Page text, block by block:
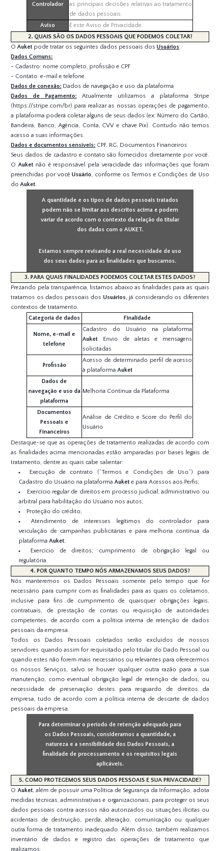
Controlador
as principais decisões relativas ao tratamento
de dados pessoais.
Aviso
É este Aviso de Privacidade.
2. QUAIS SÃO OS DADOS PESSOAIS QUE PODEMOS COLETAR?
OAuket pode tratar os seguintes dados pessoais dosUsuários:
Dados Comuns:
- Cadastro: nome completo, profissão e CPF
- Contato: e-mail e telefone
Dados de conexão: Dados de navegação e uso da plataforma
Dados de Pagamento: Atualmente utilizamos a plataforma Stripe
(https://stripe.com/br) para realizar as nossas operações de pagamento,
a plataforma poderá coletar alguns de seus dados (ex: Número do Cartão,
Bandeira, Banco, Agência, Conta, CVV e chave Pix). Contudo não temos
acesso a suas informações.
Dados e documentos sensíveis: CPF, RG, Documentos Financeiros
Seus dados de cadastro e contato são fornecidos diretamente por você.
O Auketnão é responsável pela veracidade das informações que foram
preenchidas por vocêUsuário, conforme os Termos e Condições de Uso
doAuket.
A quantidade e os tipos de dados pessoais tratados
podem não se limitar aos descritos acima e podem
variar de acordo com o contexto da relação do titular
dos dados com o AUKET.
Estamos sempre revisando a real necessidade de uso
dos seus dados para as finalidades que buscamos.
3. PARA QUAIS FINALIDADES PODEMOS COLETAR ESTES DADOS?
Prezando pela transparência, listamos abaixo as finalidades para as quais
tratamos os dados pessoais dos Usuários, já considerando os diferentes
contextos de tratamento.
Categoria de dados
Finalidade
Nome, e-mail e
telefone
Cadastro do Usuário na plataforma
Auket Envio de aletas e mensagens
solicitadas
Profissão
Acesso de determinado perfil de acesso
à plataformaAuket
Dados de
navegação e uso da
plataforma
Melhoria Contínua da Plataforma
Documentos
Pessoais e
Financeiros
Análise de Crédito e Score do Perfil do
Usuário
Destaque-se que as operações de tratamento realizadas de acordo com
as finalidades acima mencionadas estão amparadas por bases legais de
tratamento, dentre as quais cabe salientar:
Execução de contrato (“Termos e Condições de Uso”) para
Cadastro do Usuário na plataformaAuket e para Acessos aos Perfis;
Exercício regular de direitos em processo judicial, administrativo ou
arbitral para habilitação do Usuário nos autos;
Proteção do crédito;
Atendimento de interesses legítimos do controlador para
veiculação de campanhas publicitárias e para melhoria contínua da
plataformaAuket;
Exercício de direitos; cumprimento de obrigação legal ou
regulatória.
4. POR QUANTO TEMPO NÓS ARMAZENAMOS SEUS DADOS?
Nós manteremos os Dados Pessoais somente pelo tempo que for
necessário para cumprir com as finalidades para as quais os coletamos,
inclusive para fins de cumprimento de quaisquer obrigações legais,
contratuais, de prestação de contas ou requisição de autoridades
competentes, de acordo com a política interna de retenção de dados
pessoais da empresa.
Todos os Dados Pessoais coletados serão excluídos de nossos
servidores quando assim for requisitado pelo titular do Dado Pessoal ou
quando estes não forem mais necessários ou relevantes para oferecermos
os nossos Serviços, salvo se houver qualquer outra razão para a sua
manutenção, como eventual obrigação legal de retenção de dados, ou
necessidade de preservação destes para resguardo de direitos da
empresa, tudo de acordo com a política interna de descarte de dados
pessoais da empresa.
Para determinar o período de retenção adequado para
os Dados Pessoais, consideramos a quantidade, a
natureza e a sensibilidade dos Dados Pessoais, a
finalidade de processamento e os requisitos legais
aplicáveis.
5. COMO PROTEGEMOS SEUS DADOS PESSOAIS E SUA PRIVACIDADE?
O Auket, além de possuir uma Política de Segurança da Informação, adota
medidas técnicas, administrativas e organizacionais, para proteger os seus
dados pessoais contra acessos não autorizados ou situações ilícitas ou
acidentais de destruição, perda, alteração, comunicação ou qualquer
outra forma de tratamento inadequado. Além disso, também realizamos
inventário de dados e registro das operações de tratamento que
realizamos.